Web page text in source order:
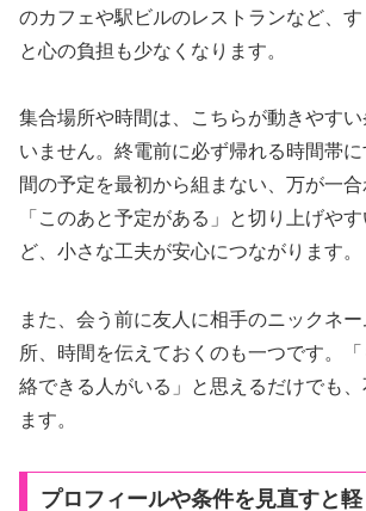
のカフェや駅ビルのレストランなど、
と心の負担も少なくなります。
集合場所や時間は、こちらが動きやす
いません。終電前に必ず帰れる時間帯
間の予定を最初から組まない、万が一
「このあと予定がある」と切り上げや
ど、小さな工夫が安心につながります。
また、会う前に友人に相手のニックネ
所、時間を伝えておくのも一つです。
絡できる人がいる」と思えるだけでも
ます。
プロフィールや条件を見直すと